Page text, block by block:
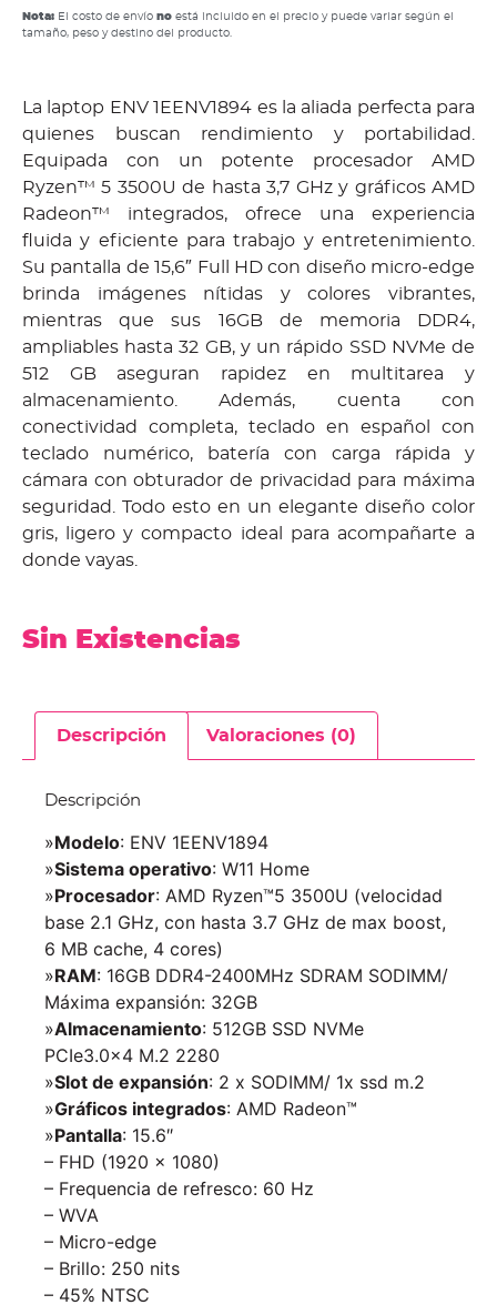
Nota: El costo de envío no está incluido en el precio y puede variar según el
tamaño, peso y destino del producto.
La laptop ENV 1EENV1894 es la aliada perfecta para
quienes buscan rendimiento y portabilidad.
Equipada con un potente procesador AMD
Ryzen™ 5 3500U de hasta 3,7 GHz y gráficos AMD
Radeon™ integrados, ofrece una experiencia
fluida y eficiente para trabajo y entretenimiento.
Su pantalla de 15,6″ Full HD con diseño micro-edge
brinda imágenes nítidas y colores vibrantes,
mientras que sus 16GB de memoria DDR4,
ampliables hasta 32 GB, y un rápido SSD NVMe de
512 GB aseguran rapidez en multitarea y
almacenamiento. Además, cuenta con
conectividad completa, teclado en español con
teclado numérico, batería con carga rápida y
cámara con obturador de privacidad para máxima
seguridad. Todo esto en un elegante diseño color
gris, ligero y compacto ideal para acompañarte a
donde vayas.
Sin Existencias
Descripción Valoraciones (0)
Descripción
»Modelo: ENV 1EENV1894
»Sistema operativo: W11 Home
»Procesador: AMD Ryzen™5 3500U (velocidad
base 2.1 GHz, con hasta 3.7 GHz de max boost,
6 MB cache, 4 cores)
»RAM: 16GB DDR4-2400MHz SDRAM SODIMM/
Máxima expansión: 32GB
»Almacenamiento: 512GB SSD NVMe
PCIe3.0x4 M.2 2280
»Slot de expansión: 2 x SODIMM/ 1x ssd m.2
»Gráficos integrados: AMD Radeon™
»Pantalla: 15.6″
– FHD (1920 x 1080)
– Frequencia de refresco: 60 Hz
– WVA
– Micro-edge
– Brillo: 250 nits
– 45% NTSC